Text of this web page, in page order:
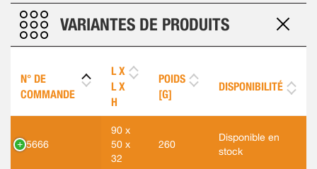
VARIANTES DE PRODUITS
N° DE
COMMANDE
L X
L X
H
POIDS
[G]
DISPONIBILITÉ
45666
90 x
50 x
32
260
Disponible en
stock